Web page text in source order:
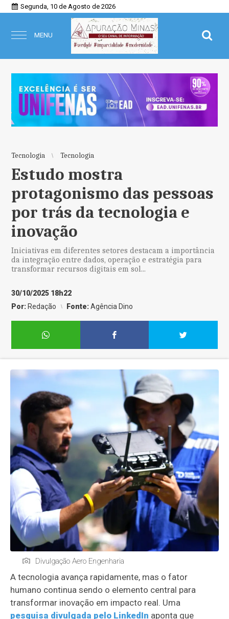
Segunda, 10 de Agosto de 2026
MENU
Tecnologia Tecnologia
Estudo mostra
protagonismo das pessoas
por trás da tecnologia e
inovação
Iniciativas em diferentes setores destacam a importância
da integração entre dados, operação e estratégia para
transformar recursos digitais em sol...
30/10/2025 18h22
Por: Redação Fonte:Agência Dino
Divulgação Aero Engenharia
A tecnologia avança rapidamente, mas o fator
humano continua sendo o elemento central para
transformar inovação em impacto real. Uma
pesquisa divulgada pelo LinkedIn aponta que